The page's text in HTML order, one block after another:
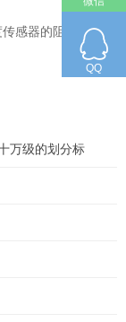
感器的阻值（超级
万级的划分标
QQ